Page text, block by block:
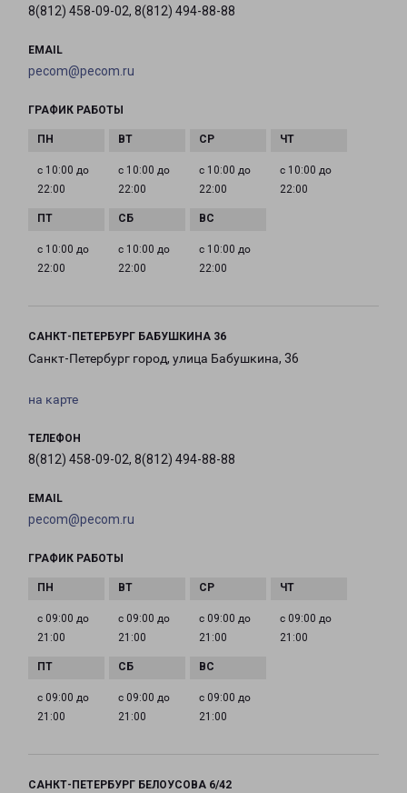
8(812) 458-09-02, 8(812) 494-88-88
EMAIL
pecom@pecom.ru
ГРАФИК РАБОТЫ
с 10:00 до
22:00
с 10:00 до
22:00
с 10:00 до
22:00
с 10:00 до
22:00
с 10:00 до
22:00
с 10:00 до
22:00
с 10:00 до
22:00
САНКТ-ПЕТЕРБУРГ БАБУШКИНА 36
Санкт-Петербург город, улица Бабушкина, 36
на карте
ТЕЛЕФОН
8(812) 458-09-02, 8(812) 494-88-88
EMAIL
pecom@pecom.ru
ГРАФИК РАБОТЫ
с 09:00 до
21:00
с 09:00 до
21:00
с 09:00 до
21:00
с 09:00 до
21:00
с 09:00 до
21:00
с 09:00 до
21:00
с 09:00 до
21:00
САНКТ-ПЕТЕРБУРГ БЕЛОУСОВА 6/42